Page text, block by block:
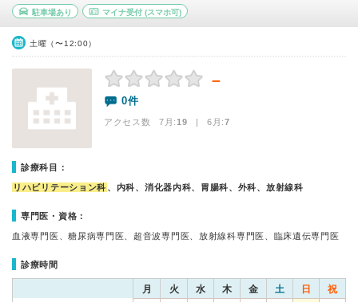
駐車場あり マイナ受付(スマホ可)
土曜（〜12:00）
－
0件
アクセス数 7月:19 | 6月:7
診療科目：
リハビリテーション科 、内科、消化器内科、胃腸科、外科、放射線科
専門医・資格：
血液専門医、糖尿病専門医、超音波専門医、放射線科専門医、臨床遺伝専門医
診療時間
月 火 水 木 金 土 日 祝